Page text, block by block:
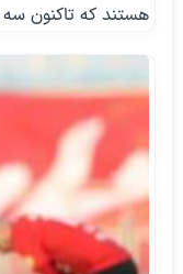
هستند که تاکنون سه